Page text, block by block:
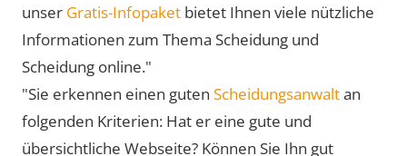
unser Gratis-Infopaket bietet Ihnen viele nützliche
Informationen zum Thema Scheidung und
Scheidung online."
"Sie erkennen einen guten Scheidungsanwaltan
folgenden Kriterien: Hat er eine gute und
übersichtliche Webseite? Können Sie Ihn gut